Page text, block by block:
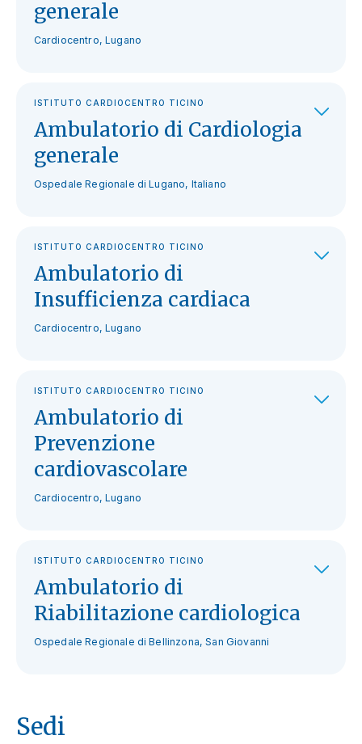
generale
Cardiocentro, Lugano
ISTITUTO CARDIOCENTRO TICINO
Ambulatorio di Cardiologia
generale
Ospedale Regionale di Lugano, Italiano
ISTITUTO CARDIOCENTRO TICINO
Ambulatorio di
Insufficienza cardiaca
Cardiocentro, Lugano
ISTITUTO CARDIOCENTRO TICINO
Ambulatorio di
Prevenzione
cardiovascolare
Cardiocentro, Lugano
ISTITUTO CARDIOCENTRO TICINO
Ambulatorio di
Riabilitazione cardiologica
Ospedale Regionale di Bellinzona, San Giovanni
Sedi